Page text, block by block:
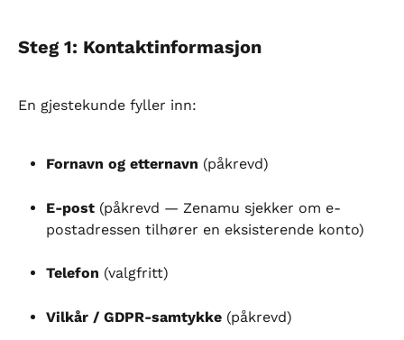
Steg 1: Kontaktinformasjon
En gjestekunde fyller inn:
Fornavn og etternavn (påkrevd)
E-post (påkrevd — Zenamu sjekker om e-
postadressen tilhører en eksisterende konto)
Telefon (valgfritt)
Vilkår / GDPR-samtykke (påkrevd)